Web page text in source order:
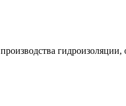
гидроизоляции,